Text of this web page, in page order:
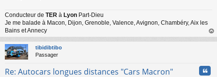
Conducteur de TER à Lyon Part-Dieu
Je me balade à Macon, Dijon, Grenoble, Valence, Avignon, Chambéry, Aix les
Bains et Annecy
au
tibidibtibo
Passager
Re: Autocars longues distances "Cars Macron"